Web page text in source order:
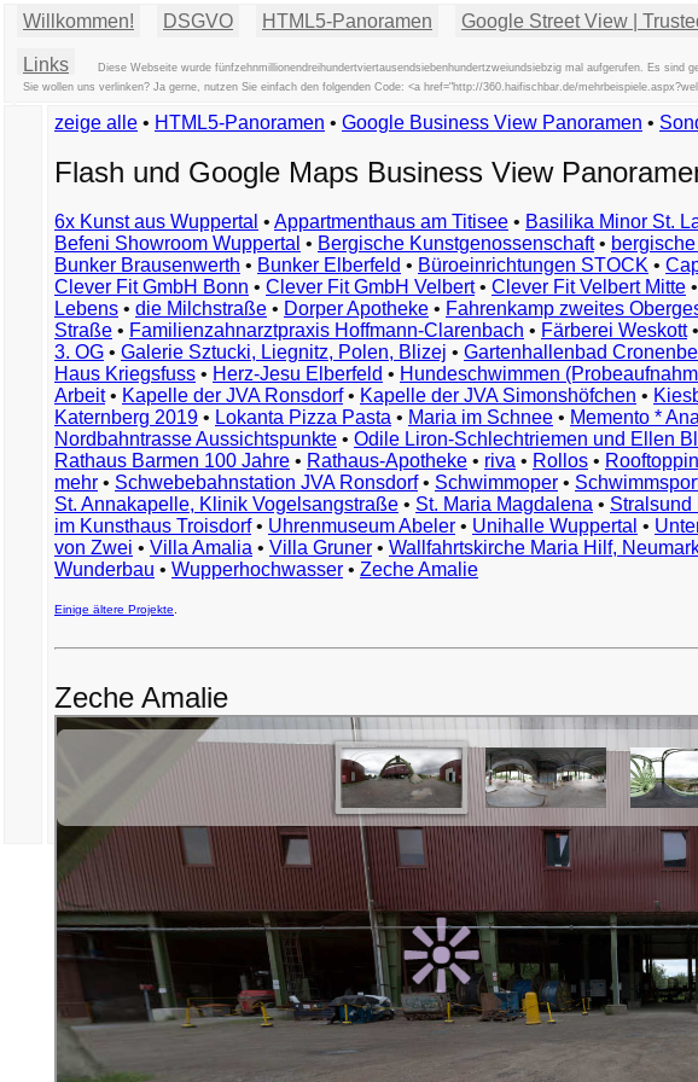
Willkommen! DSGVO HTML5-Panoramen Google Street View |
Links
Diese Webseite wurde fünfzehnmillionendreihundertviertausendsiebenhundertzweiundsiebzig mal aufgerufen. Es sind
Sie wollen uns verlinken? Ja gerne, nutzen Sie einfach den folgenden Code: <a href="http://360.haifischbar.de/
示
例
例
예
zeige alle • HTML5-Panoramen • Google Business View Panoramen •
Flash und Google Maps Business View
6x Kunst aus Wuppertal • Appartmenthaus am Titisee • Basilika Minor St.
Befeni Showroom Wuppertal • Bergische Kunstgenossenschaft•
Bunker Brausenwerth • Bunker Elberfeld • Büroeinrichtungen STOCK •
Clever Fit GmbH Bonn • Clever Fit GmbH Velbert• Clever Fit Velbert Mitte •
Lebens • die Milchstraße • Dorper Apotheke • Fahrenkamp zweites
Straße • Familienzahnarztpraxis Hoffmann-Clarenbach • Färberei Weskott•
3. OG • Galerie Sztucki, Liegnitz, Polen, Blizej • Gartenhallenbad
Haus Kriegsfuss • Herz-Jesu Elberfeld • Hundeschwimmen
Arbeit• Kapelle der JVA Ronsdorf• Kapelle der JVA Simonshöfchen •
Katernberg 2019 • Lokanta Pizza Pasta • Maria im Schnee • Memento *
Nordbahntrasse Aussichtspunkte • Odile Liron-Schlechtriemen und Ellen
Rathaus Barmen 100 Jahre • Rathaus-Apotheke • riva • Rollos •
mehr • Schwebebahnstation JVA Ronsdorf• Schwimmoper •
St. Annakapelle, Klinik Vogelsangstraße • St. Maria Magdalena • Stralsund
im Kunsthaus Troisdorf• Uhrenmuseum Abeler • Unihalle Wuppertal •
von Zwei • Villa Amalia • Villa Gruner • Wallfahrtskirche Maria Hilf,
Wunderbau • Wupperhochwasser • Zeche Amalie
Einige ältere Projekte
Zeche Amalie